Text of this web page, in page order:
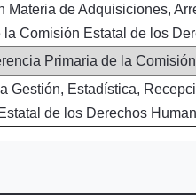
Materia de Adquisiciones,
la Comisión Estatal de los
Primaria de la
Gestión, Estadística,
de los Derechos